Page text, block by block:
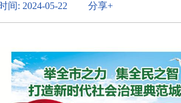
间: 2024-05-22 分享+